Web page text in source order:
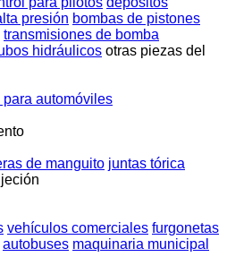
presión bombas de pistones
transmisiones de bomba
hidráulicos otras piezas del
para automóviles
de manguito juntas tórica
vehículos comerciales furgonetas
autobuses maquinaria municipal